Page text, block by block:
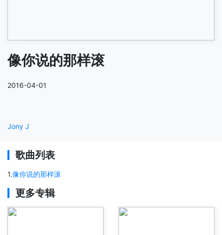
像你说的那样滚
2016-04-01
Jony J
歌曲列表
1.像你说的那样滚
更多专辑